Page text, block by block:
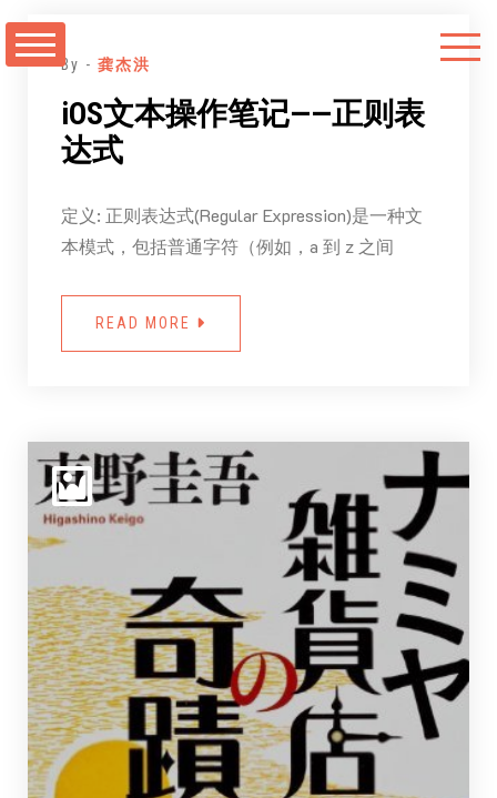
至
By - 龚杰洪
iOS文本操作笔记——正则表
达式
定义: 正则表达式(Regular Expression)是一种文
本模式，包括普通字符（例如，a 到 z 之间
READ MORE